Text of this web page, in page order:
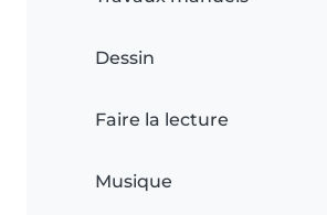
Dessin
Faire la lecture
Musique